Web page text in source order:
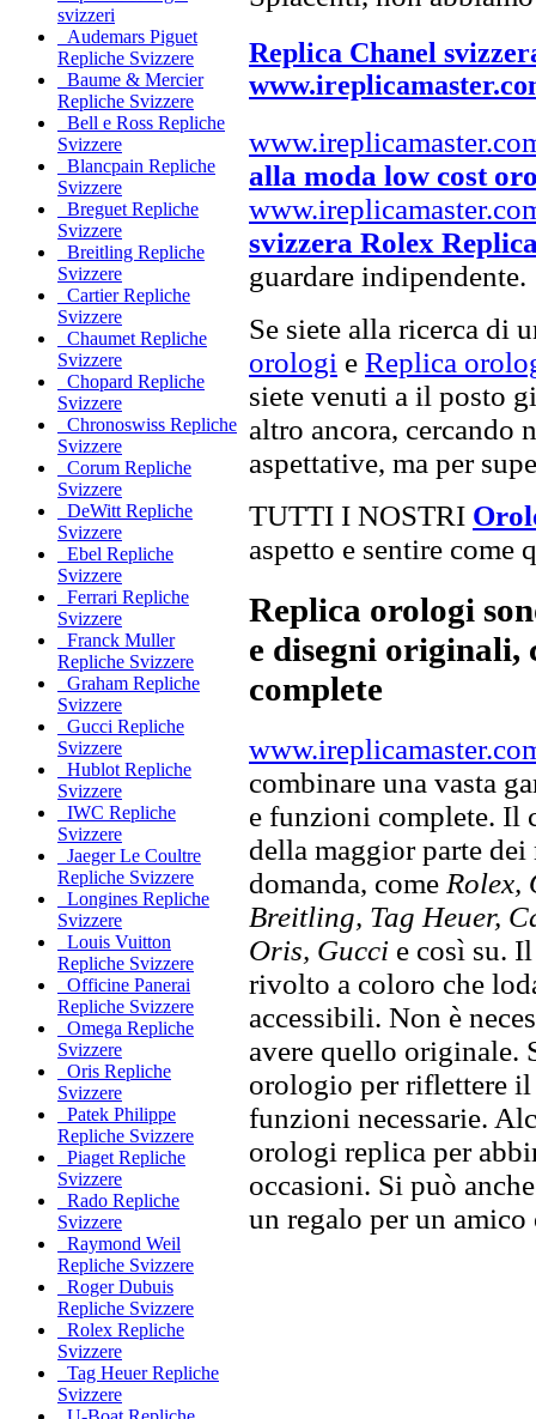
svizzeri
Audemars Piguet
Repliche Svizzere
Baume & Mercier
Repliche Svizzere
Bell e Ross Repliche
Svizzere
Blancpain Repliche
Svizzere
Breguet Repliche
Svizzere
Breitling Repliche
Svizzere
Cartier Repliche
Svizzere
Chaumet Repliche
Svizzere
Chopard Repliche
Svizzere
Chronoswiss Repliche
Svizzere
Corum Repliche
Svizzere
DeWitt Repliche
Svizzere
Ebel Repliche
Svizzere
Ferrari Repliche
Svizzere
Franck Muller
Repliche Svizzere
Graham Repliche
Svizzere
Gucci Repliche
Svizzere
Hublot Repliche
Svizzere
IWC Repliche
Svizzere
Jaeger Le Coultre
Repliche Svizzere
Longines Repliche
Svizzere
Louis Vuitton
Repliche Svizzere
Officine Panerai
Repliche Svizzere
Omega Repliche
Svizzere
Oris Repliche
Svizzere
Patek Philippe
Repliche Svizzere
Piaget Repliche
Svizzere
Rado Repliche
Svizzere
Raymond Weil
Repliche Svizzere
Roger Dubuis
Repliche Svizzere
Rolex Repliche
Svizzere
Tag Heuer Repliche
Svizzere
Replica Chanel
alla moda low cost
svizzera Rolex
guardare indipendente.
Se siete alla ricerca di
orologi e Replica
siete venuti a il posto
altro ancora, cercando
aspettative, ma per
TUTTI I NOSTRI
aspetto e sentire
Replica orologi
e disegni originali,
complete
combinare una vasta
e funzioni complete. Il
della maggior parte
domanda, come Rolex,
Breitling, Tag Heuer,
Oris, Gucci e così su.
rivolto a coloro che
accessibili. Non è
avere quello originale.
orologio per riflettere
funzioni necessarie.
orologi replica per
occasioni. Si può
un regalo per un amico